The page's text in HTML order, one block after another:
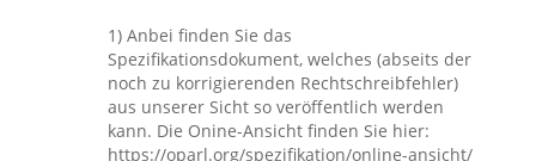
1) Anbei finden Sie das
Spezifikationsdokument, welches (abseits der
noch zu korrigierenden Rechtschreibfehler)
aus unserer Sicht so veröffentlich werden
kann. Die Onine-Ansicht finden Sie hier:
https://oparl.org/spezifikation/online-ansicht/